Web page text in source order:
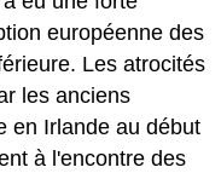
européenne des
Les atrocités
les anciens
en Irlande au début
à l'encontre des